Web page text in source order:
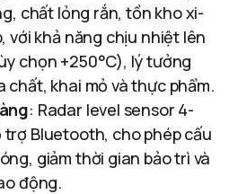
chất lỏng rắn, tồn kho xi-
với khả năng chịu nhiệt lên
chọn +250°C), lý tưởng
chất, khai mỏ và thực phẩm.
: Radar level sensor 4-
trợ Bluetooth, cho phép cấu
giảm thời gian bảo trì và
động.